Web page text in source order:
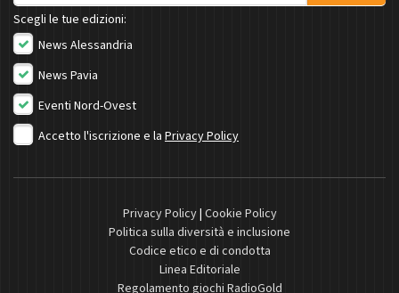
Scegli le tue edizioni:
News Alessandria
News Pavia
Eventi Nord-Ovest
Accetto l'iscrizione e la Privacy Policy
Privacy Policy| Cookie Policy
Politica sulla diversità e inclusione
Codice etico e di condotta
Linea Editoriale
Regolamento giochi RadioGold